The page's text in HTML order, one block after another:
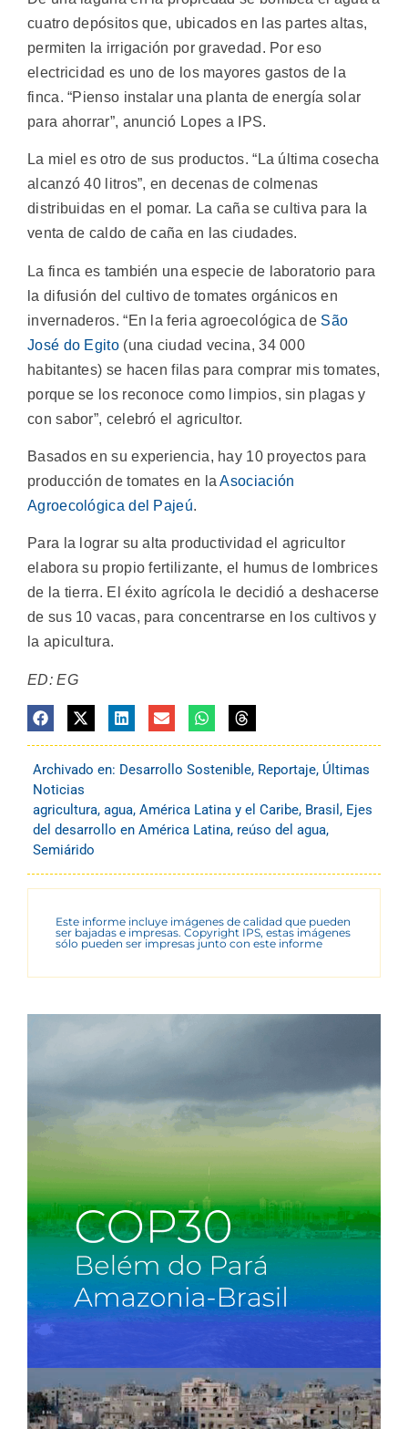
cuatro depósitos que, ubicados en las partes altas,
permiten la irrigación por gravedad. Por eso
electricidad es uno de los mayores gastos de la
finca. “Pienso instalar una planta de energía solar
para ahorrar”, anunció Lopes a IPS.
La miel es otro de sus productos. “La última cosecha
alcanzó 40 litros”, en decenas de colmenas
distribuidas en el pomar. La caña se cultiva para la
venta de caldo de caña en las ciudades.
La finca es también una especie de laboratorio para
la difusión del cultivo de tomates orgánicos en
invernaderos. “En la feria agroecológica de São
José do Egito(una ciudad vecina, 34 000
habitantes) se hacen filas para comprar mis tomates,
porque se los reconoce como limpios, sin plagas y
con sabor”, celebró el agricultor.
Basados en su experiencia, hay 10 proyectos para
producción de tomates en laAsociación
Agroecológica del Pajeú.
Para la lograr su alta productividad el agricultor
elabora su propio fertilizante, el humus de lombrices
de la tierra. El éxito agrícola le decidió a deshacerse
de sus 10 vacas, para concentrarse en los cultivos y
la apicultura.
ED: EG
Archivado en: Desarrollo Sostenible, Reportaje, Últimas
Noticias
agricultura, agua, América Latina y el Caribe, Brasil , Ejes
del desarrollo en América Latina, reúso del agua,
Semiárido
Este informe incluye imágenes de calidad que pueden
ser bajadas e impresas. Copyright IPS, estas imágenes
sólo pueden ser impresas junto con este informe